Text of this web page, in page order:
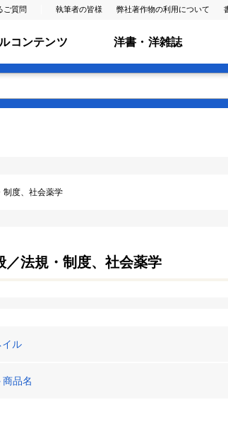
ご質問 執筆者の皆様 弊社著作物の利用について
コンテンツ 洋書・洋雑誌
制度、社会薬学
／法規・制度、社会薬学
イル
品名